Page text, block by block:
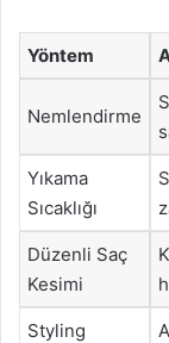
Yöntem
Nemlendirme
Yıkama
Sıcaklığı
Düzenli Saç
Kesimi
Styling